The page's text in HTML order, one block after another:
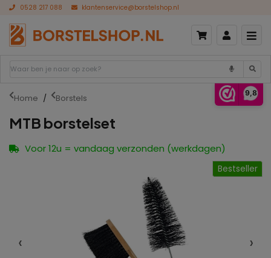
9,8
0528 217 088 klantenservice@borstelshop.nl
Home Borstels
MTB borstelset
‹ ›
Bestseller
Voor 12u = vandaag verzonden (werkdagen)